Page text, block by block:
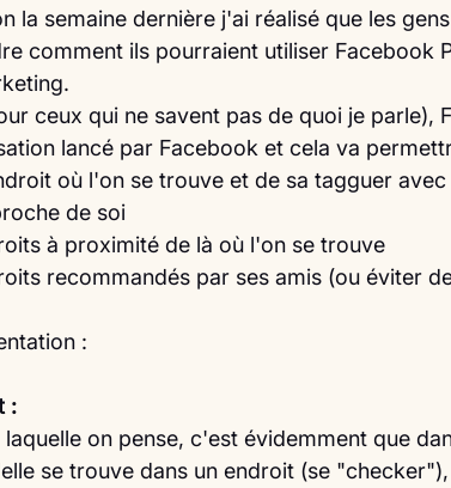
la semaine dernière j'ai réalisé que les
comment ils pourraient utiliser Facebook
ceux qui ne savent pas de quoi je parle),
lancé par Facebook et cela va
où l'on se trouve et de sa tagguer
de soi
à proximité de là où l'on se trouve
recommandés par ses amis (ou éviter
:
:
on pense, c'est évidemment que
se trouve dans un endroit (se